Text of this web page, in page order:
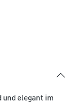
und elegant im